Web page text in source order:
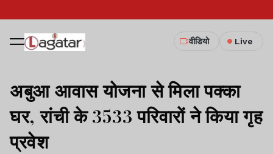
वीडियो Live
अबुआ आवास योजना से मिला पक्का
घर, रांची के 3533 परिवारों ने किया गृह
प्रवेश